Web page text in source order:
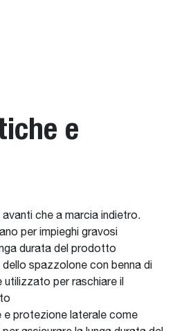
e
avanti che a marcia indietro.
per impieghi gravosi
durata del prodotto
dello spazzolone con benna di
per raschiare il
e protezione laterale come